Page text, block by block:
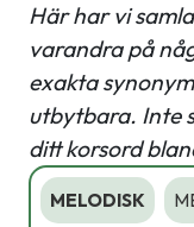
Här har vi
varandra på
exakta
utbytbara. Inte
ditt korsord
MELODISK